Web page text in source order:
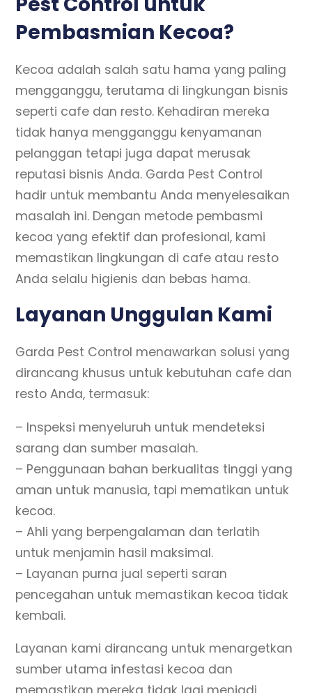
Pembasmian Kecoa?
Kecoa adalah salah satu hama yang paling
mengganggu, terutama di lingkungan bisnis
seperti cafe dan resto. Kehadiran mereka
tidak hanya mengganggu kenyamanan
pelanggan tetapi juga dapat merusak
reputasi bisnis Anda. Garda Pest Control
hadir untuk membantu Anda menyelesaikan
masalah ini. Dengan metode pembasmi
kecoa yang efektif dan profesional, kami
memastikan lingkungan di cafe atau resto
Anda selalu higienis dan bebas hama.
Layanan Unggulan Kami
Garda Pest Control menawarkan solusi yang
dirancang khusus untuk kebutuhan cafe dan
resto Anda, termasuk:
– Inspeksi menyeluruh untuk mendeteksi
sarang dan sumber masalah.
– Penggunaan bahan berkualitas tinggi yang
aman untuk manusia, tapi mematikan untuk
kecoa.
– Ahli yang berpengalaman dan terlatih
untuk menjamin hasil maksimal.
– Layanan purna jual seperti saran
pencegahan untuk memastikan kecoa tidak
kembali.
Layanan kami dirancang untuk menargetkan
sumber utama infestasi kecoa dan